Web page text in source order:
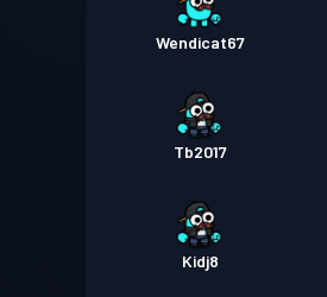
Wendicat67
Tb2017
Kidj8